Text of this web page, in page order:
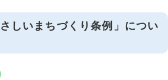
しいまちづくり条例」につい